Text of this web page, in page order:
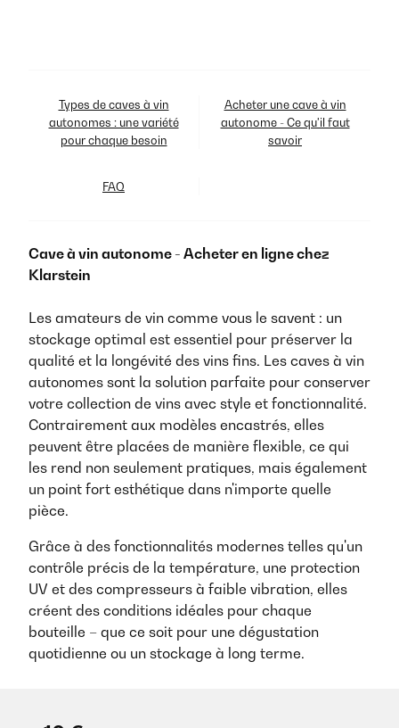
Types de caves à vin
autonomes : une variété
pour chaque besoin
Acheter une cave à vin
autonome - Ce qu'il faut
savoir
FAQ
Cave à vin autonome - Acheter en ligne chez
Klarstein
Les amateurs de vin comme vous le savent : un
stockage optimal est essentiel pour préserver la
qualité et la longévité des vins fins. Les caves à vin
autonomes sont la solution parfaite pour conserver
votre collection de vins avec style et fonctionnalité.
Contrairement aux modèles encastrés, elles
peuvent être placées de manière flexible, ce qui
les rend non seulement pratiques, mais également
un point fort esthétique dans n'importe quelle
pièce.
Grâce à des fonctionnalités modernes telles qu'un
contrôle précis de la température, une protection
UV et des compresseurs à faible vibration, elles
créent des conditions idéales pour chaque
bouteille – que ce soit pour une dégustation
quotidienne ou un stockage à long terme.